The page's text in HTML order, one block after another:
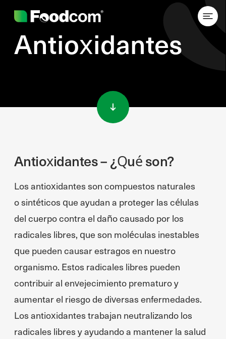
Antioxidantes
Antioxidantes – ¿Qué son?
Los antioxidantes son compuestos naturales
o sintéticos que ayudan a proteger las células
del cuerpo contra el daño causado por los
radicales libres, que son moléculas inestables
que pueden causar estragos en nuestro
organismo. Estos radicales libres pueden
contribuir al envejecimiento prematuro y
aumentar el riesgo de diversas enfermedades.
Los antioxidantes trabajan neutralizando los
radicales libres y ayudando a mantener la salud